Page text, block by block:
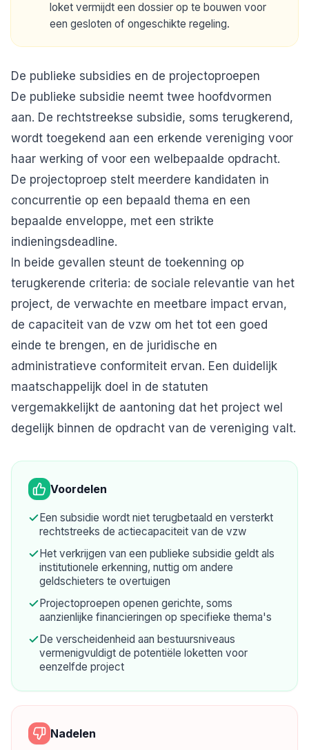
loket vermijdt een dossier op te bouwen voor
een gesloten of ongeschikte regeling.
De publieke subsidies en de projectoproepen
De publieke subsidie neemt twee hoofdvormen
aan. De rechtstreekse subsidie, soms terugkerend,
wordt toegekend aan een erkende vereniging voor
haar werking of voor een welbepaalde opdracht.
De projectoproep stelt meerdere kandidaten in
concurrentie op een bepaald thema en een
bepaalde enveloppe, met een strikte
indieningsdeadline.
In beide gevallen steunt de toekenning op
terugkerende criteria: de sociale relevantie van het
project, de verwachte en meetbare impact ervan,
de capaciteit van de vzw om het tot een goed
einde te brengen, en de juridische en
administratieve conformiteit ervan. Een duidelijk
maatschappelijk doel in de statuten
vergemakkelijkt de aantoning dat het project wel
degelijk binnen de opdracht van de vereniging valt.
Voordelen
Een subsidie wordt niet terugbetaald en versterkt
rechtstreeks de actiecapaciteit van de vzw
Het verkrijgen van een publieke subsidie geldt als
institutionele erkenning, nuttig om andere
geldschieters te overtuigen
Projectoproepen openen gerichte, soms
aanzienlijke financieringen op specifieke thema's
De verscheidenheid aan bestuursniveaus
vermenigvuldigt de potentiële loketten voor
eenzelfde project
Nadelen